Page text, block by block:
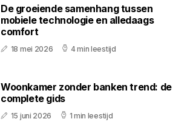
De groeiende samenhang tussen
mobiele technologie en alledaags
comfort
18 mei 2026 4 min leestijd
Woonkamer zonder banken trend: de
complete gids
15 juni 2026 1 min leestijd